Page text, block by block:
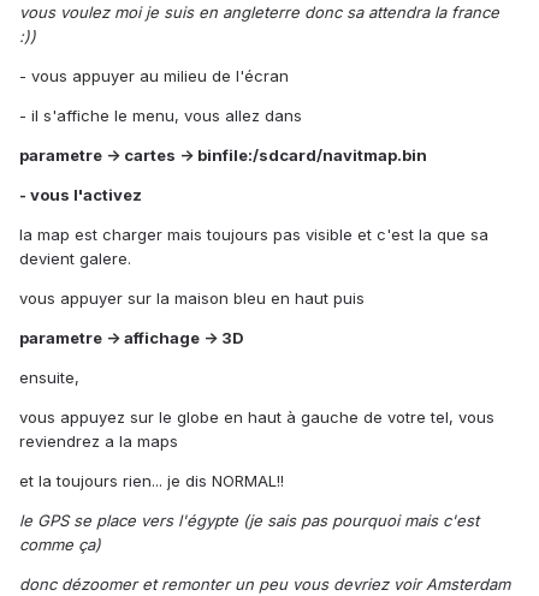
vous voulez moi je suis en angleterre donc sa attendra la france
:))
- vous appuyer au milieu de l'écran
- il s'affiche le menu, vous allez dans
parametre -> cartes -> binfile:/sdcard/navitmap.bin
- vous l'activez
la map est charger mais toujours pas visible et c'est la que sa
devient galere.
vous appuyer sur la maison bleu en haut puis
parametre -> affichage -> 3D
ensuite,
vous appuyez sur le globe en haut à gauche de votre tel, vous
reviendrez a la maps
et la toujours rien... je dis NORMAL!!
le GPS se place vers l'égypte (je sais pas pourquoi mais c'est
comme ça)
donc dézoomer et remonter un peu vous devriez voir Amsterdam